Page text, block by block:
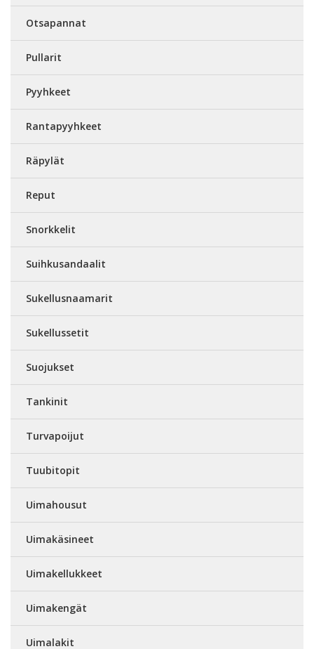
Otsapannat
Pullarit
Pyyhkeet
Rantapyyhkeet
Räpylät
Reput
Snorkkelit
Suihkusandaalit
Sukellusnaamarit
Sukellussetit
Suojukset
Tankinit
Turvapoijut
Tuubitopit
Uimahousut
Uimakäsineet
Uimakellukkeet
Uimakengät
Uimalakit